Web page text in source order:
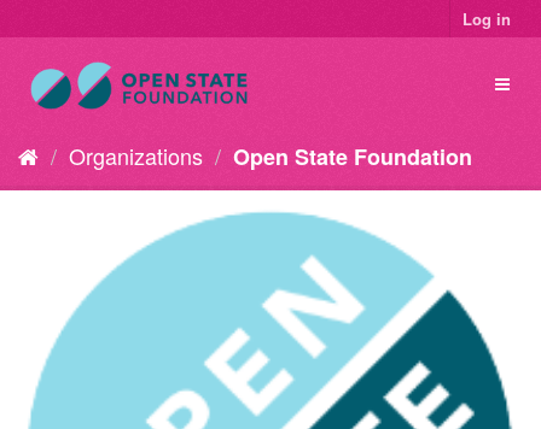
Log in
Organizations Open State Foundation